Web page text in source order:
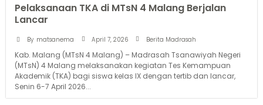
Pelaksanaan TKA di MTsN 4 Malang Berjalan
Lancar
By matsanema April 7, 2026 Berita Madrasah
Kab. Malang (MTsN 4 Malang) – Madrasah Tsanawiyah Negeri
(MTsN) 4 Malang melaksanakan kegiatan Tes Kemampuan
Akademik (TKA) bagi siswa kelas IX dengan tertib dan lancar,
Senin 6-7 April 2026...